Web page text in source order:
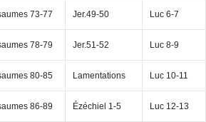
73-77 Jer.49-50 Luc 6-7
78-79 Jer.51-52 Luc 8-9
80-85 Lamentations Luc 10-11
86-89 Ézéchiel 1-5 Luc 12-13